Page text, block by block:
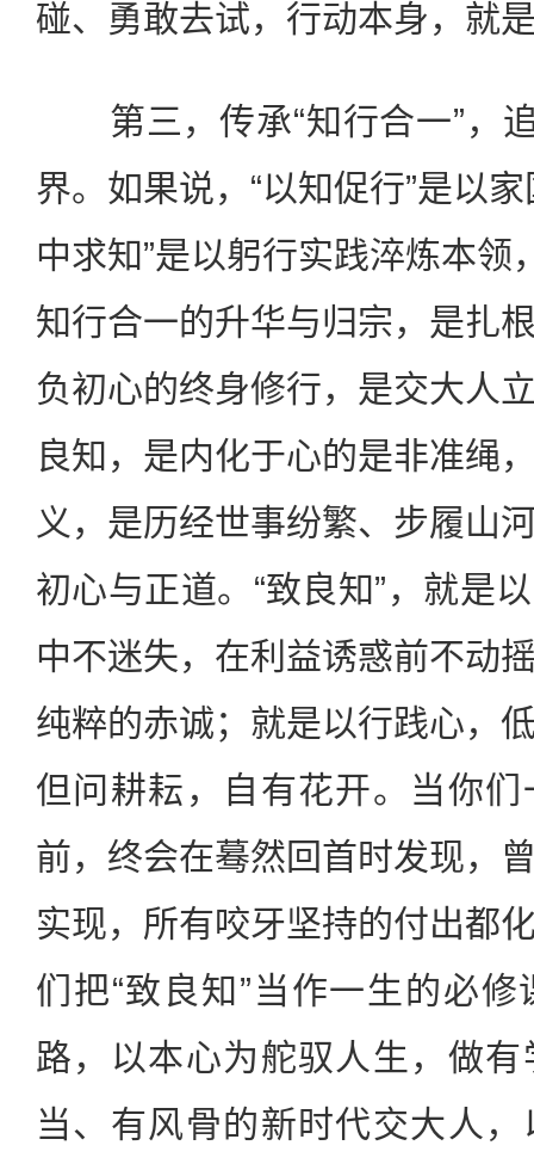
碰、勇敢去试，行动本身，就
第三，传承“知行合一”，追
界。如果说，“以知促行”是以
中求知”是以躬行实践淬炼本领
知行合一的升华与归宗，是扎
负初心的终身修行，是交大人
良知，是内化于心的是非准绳
义，是历经世事纷繁、步履山
初心与正道。“致良知”，就是
中不迷失，在利益诱惑前不动
纯粹的赤诚；就是以行践心，
但问耕耘，自有花开。当你
前，终会在蓦然回首时发现，
实现，所有咬牙坚持的付出都
们把“致良知”当作一生的必
路，以本心为舵驭人生，做
当、有风骨的新时代交大人